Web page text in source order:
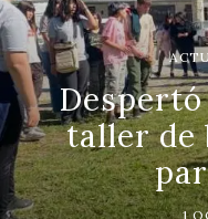
taller de
1